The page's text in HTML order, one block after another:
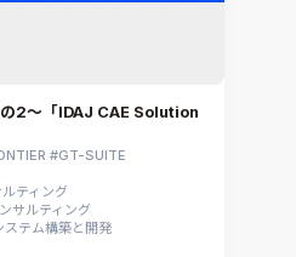
2～「IDAJ CAE Solution
GT-SUITE
ティング
サルティング
ステム構築と開発